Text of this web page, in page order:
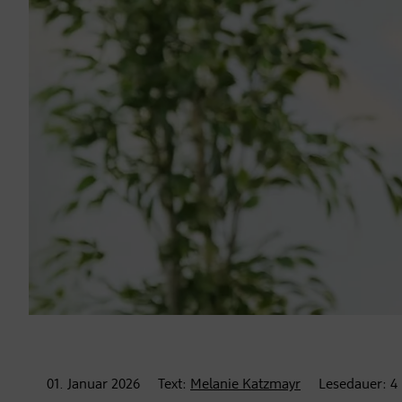
01. Januar 2026 Text: Melanie Katzmayr Lesedauer: 4